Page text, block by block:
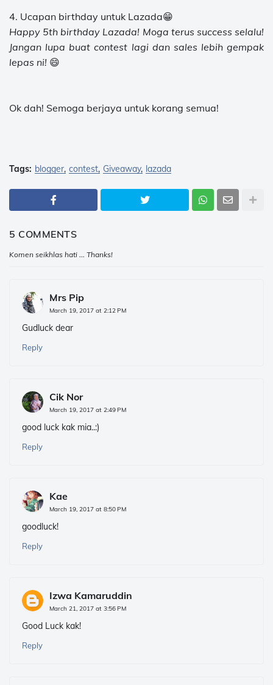
4. Ucapan birthday untuk Lazada😁
Happy 5th birthday Lazada! Moga terus success selalu!
Jangan lupa buat contest lagi dan sales lebih gempak
lepas ni! 😄
Ok dah! Semoga berjaya untuk korang semua!
Tags: blogger contest Giveaway lazada
5 COMMENTS
Komen seikhlas hati ... Thanks!
Mrs Pip
March 19, 2017 at 2:12 PM
Gudluck dear
Reply
Cik Nor
March 19, 2017 at 2:49 PM
good luck kak mia..:)
Reply
Kae
March 19, 2017 at 8:50 PM
goodluck!
Reply
Izwa Kamaruddin
March 21, 2017 at 3:56 PM
Good Luck kak!
Reply